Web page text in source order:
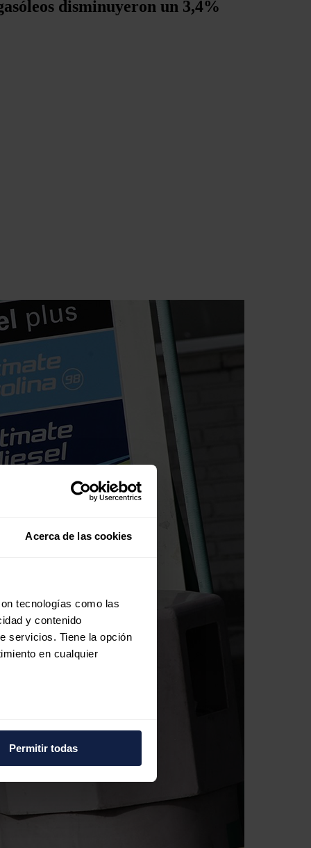
Acerca de las cookies
tecnologías como las
y contenido
servicios. Tiene la opción
en cualquier
de redes sociales
Permitir todas
disminuyeron un 3,4%